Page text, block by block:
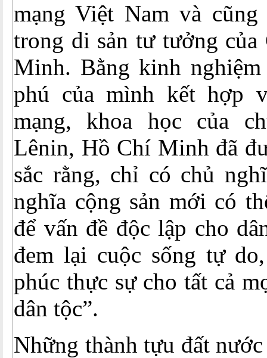
mạng Việt Nam và
trong di sản tư tưởng
Minh. Bằng kinh
phú của mình kết hợp
mạng, khoa học của
Lênin, Hồ Chí Minh đã
sắc rằng, chỉ có chủ
nghĩa cộng sản mới có
để vấn đề độc lập cho
đem lại cuộc sống tự
phúc thực sự cho tất cả
dân tộc”.
Những thành tựu đất